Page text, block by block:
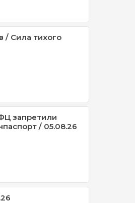
/ Сила тихого
запретили
/ 05.08.26